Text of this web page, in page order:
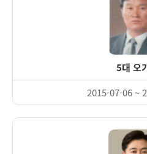
5대 오
2015-07-06 ~